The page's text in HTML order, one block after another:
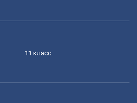
11 класс